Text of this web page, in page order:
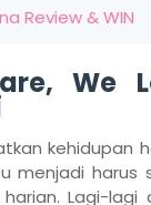
Review & WIN
We
kehidupan
menjadi
Lagi-